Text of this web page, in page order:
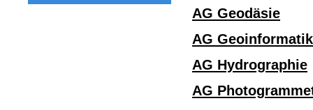
AG Geodäsie
AG
AG Hydrographie
AG